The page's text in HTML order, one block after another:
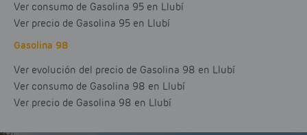
Ver consumo de Gasolina 95 en Llubí
Ver precio de Gasolina 95 en Llubí
Gasolina 98
Ver evolución del precio de Gasolina 98 en Llubí
Ver consumo de Gasolina 98 en Llubí
Ver precio de Gasolina 98 en Llubí